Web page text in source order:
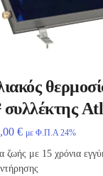
συλλέκτης
€ με Φ.Π.Α 24%
ζωής με 15 χρόνια